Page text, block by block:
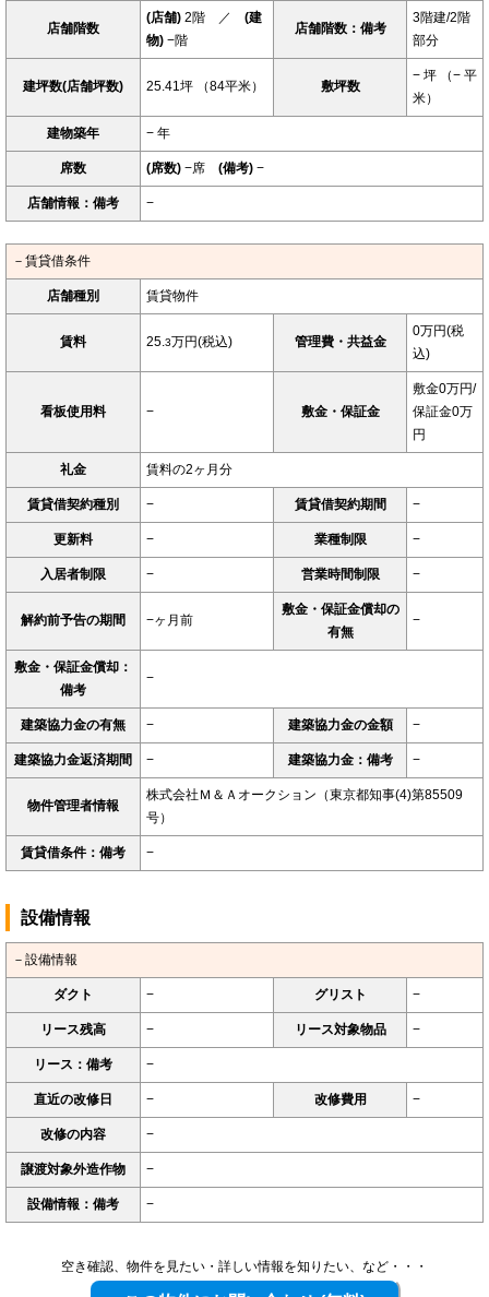
店舗階数
(店舗) 2階 ／ (建
物) −階
店舗階数：備考
3階建/2階
部分
建坪数(店舗坪数) 25.41坪 （84平米） 敷坪数
− 坪 （− 平
米）
建物築年 − 年
席数 (席数) −席 (備考) −
店舗情報：備考 −
－賃貸借条件
店舗種別 賃貸物件
賃料 25.3万円(税込) 管理費・共益金
0万円(税
込)
看板使用料 − 敷金・保証金
敷金0万円/
保証金0万
円
礼金 賃料の2ヶ月分
賃貸借契約種別 − 賃貸借契約期間 −
更新料 − 業種制限 −
入居者制限 − 営業時間制限 −
解約前予告の期間 −ヶ月前
敷金・保証金償却の
有無
−
敷金・保証金償却：
備考
−
建築協力金の有無 − 建築協力金の金額 −
建築協力金返済期間 − 建築協力金：備考 −
物件管理者情報
株式会社Ｍ＆Ａオークション（東京都知事(4)第85509
号）
賃貸借条件：備考 −
設備情報
－設備情報
ダクト − グリスト −
リース残高 − リース対象物品 −
リース：備考 −
直近の改修日 − 改修費用 −
改修の内容 −
譲渡対象外造作物 −
設備情報：備考 −
空き確認、物件を見たい・詳しい情報を知りたい、など・・・